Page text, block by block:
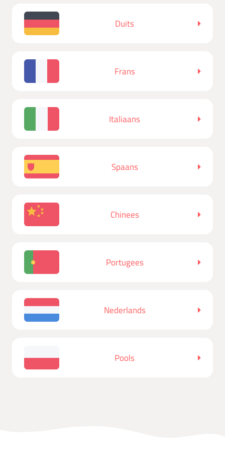
Duits
Frans
Italiaans
Spaans
Chinees
Portugees
Nederlands
Pools